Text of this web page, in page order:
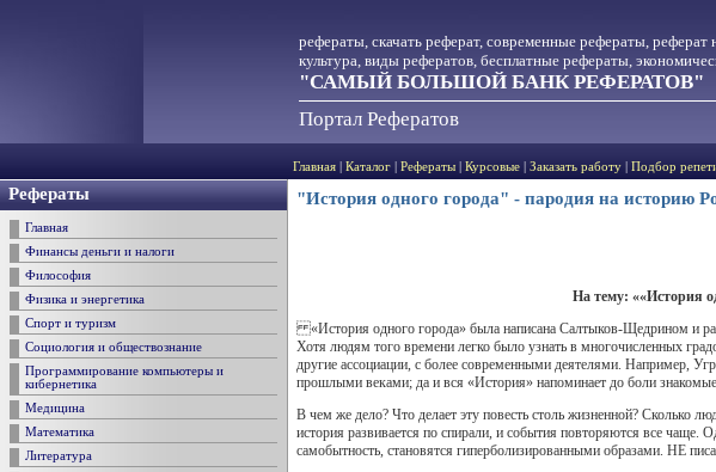
рефераты, скачать реферат, современные рефераты,
культура, виды рефератов, бесплатные рефераты,
"САМЫЙ БОЛЬШОЙ БАНК РЕФЕРАТОВ"
Портал Рефератов
Главная Каталог Рефераты Курсовые Заказать работу Подбор
Рефераты
Главная
Финансы деньги и налоги
Философия
Физика и энергетика
Спорт и туризм
Социология и обществознание
Программирование компьютеры и
кибернетика
Медицина
Математика
Литература
"История одного города" - пародия на историю
На тему: ««История
«История одного города» была написана Салтыков-Щедрином и
Хотя людям того времени легко было узнать в многочисленных
другие ассоциации, с более современными деятелями. Например,
прошлыми веками; да и вся «История» напоминает до боли знакомые
В чем же дело? Что делает эту повесть столь жизненной? Сколько
история развивается по спирали, и события повторяются все
самобытность, становятся гиперболизированными образами. НЕ